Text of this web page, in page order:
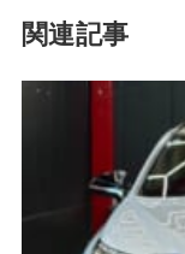
関連記事